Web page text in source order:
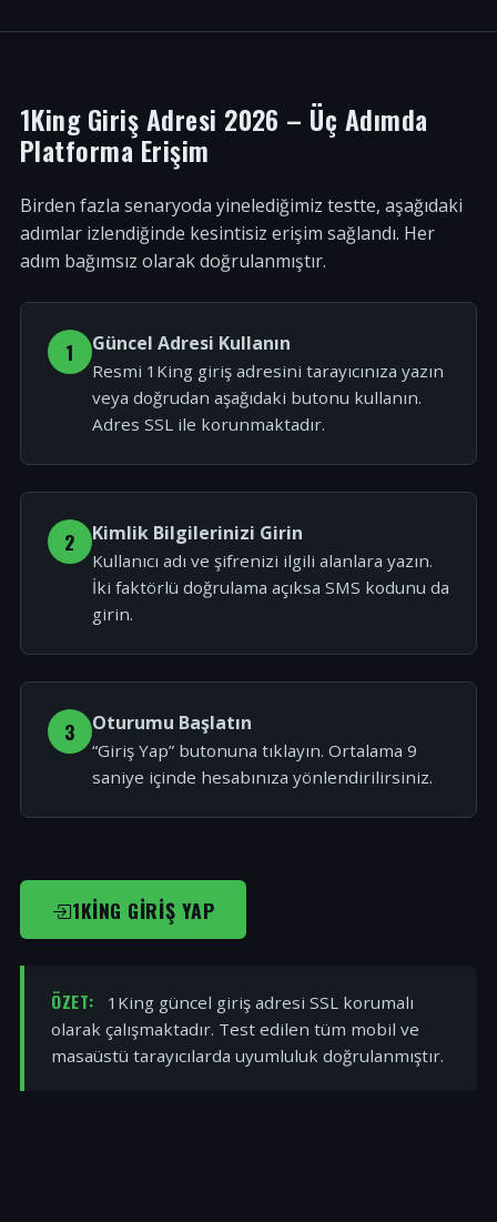
1King Giriş Adresi 2026 – Üç Adımda
Platforma Erişim
Birden fazla senaryoda yinelediğimiz testte, aşağıdaki
adımlar izlendiğinde kesintisiz erişim sağlandı. Her
adım bağımsız olarak doğrulanmıştır.
1 Güncel Adresi Kullanın
Resmi 1King giriş adresini tarayıcınıza yazın
veya doğrudan aşağıdaki butonu kullanın.
Adres SSL ile korunmaktadır.
2 Kimlik Bilgilerinizi Girin
Kullanıcı adı ve şifrenizi ilgili alanlara yazın.
İki faktörlü doğrulama açıksa SMS kodunu da
girin.
3 Oturumu Başlatın
“Giriş Yap” butonuna tıklayın. Ortalama 9
saniye içinde hesabınıza yönlendirilirsiniz.
1KING GIRIŞ YAP
ÖZET:
1King güncel giriş adresi SSL korumalı
olarak çalışmaktadır. Test edilen tüm mobil ve
masaüstü tarayıcılarda uyumluluk doğrulanmıştır.